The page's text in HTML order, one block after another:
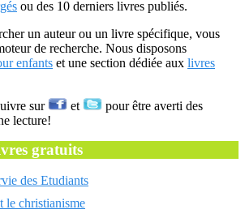
ou des 10 derniers livres publiés.
un auteur ou un livre spécifique, vous
de recherche. Nous disposons
enfants et une section dédiée aux livres
sur et
pour être averti des
lecture!
gratuits
des Etudiants
le christianisme